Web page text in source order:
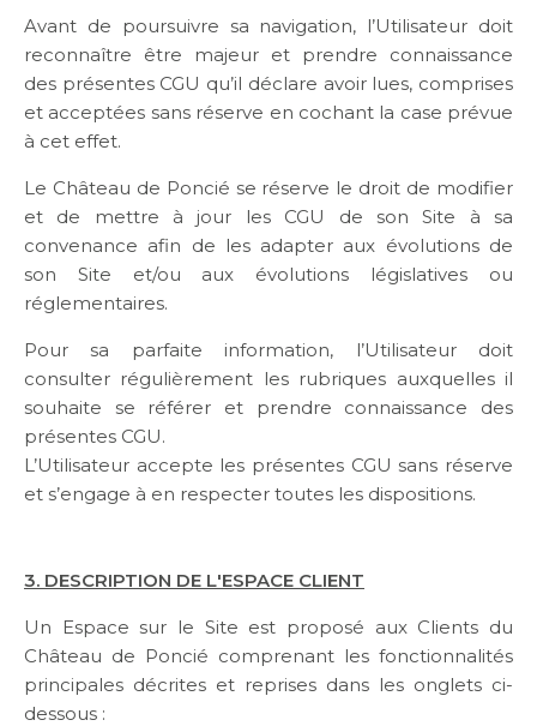
Avant de poursuivre sa navigation, l’Utilisateur doit
reconnaître être majeur et prendre connaissance
des présentes CGU qu’il déclare avoir lues, comprises
et acceptées sans réserve en cochant la case prévue
à cet effet.
Le Château de Poncié se réserve le droit de modifier
et de mettre à jour les CGU de son Site à sa
convenance afin de les adapter aux évolutions de
son Site et/ou aux évolutions législatives ou
réglementaires.
Pour sa parfaite information, l’Utilisateur doit
consulter régulièrement les rubriques auxquelles il
souhaite se référer et prendre connaissance des
présentes CGU.
L’Utilisateur accepte les présentes CGU sans réserve
et s’engage à en respecter toutes les dispositions.
3. DESCRIPTION DE L'ESPACE CLIENT
Un Espace sur le Site est proposé aux Clients du
Château de Poncié comprenant les fonctionnalités
principales décrites et reprises dans les onglets ci-
dessous :